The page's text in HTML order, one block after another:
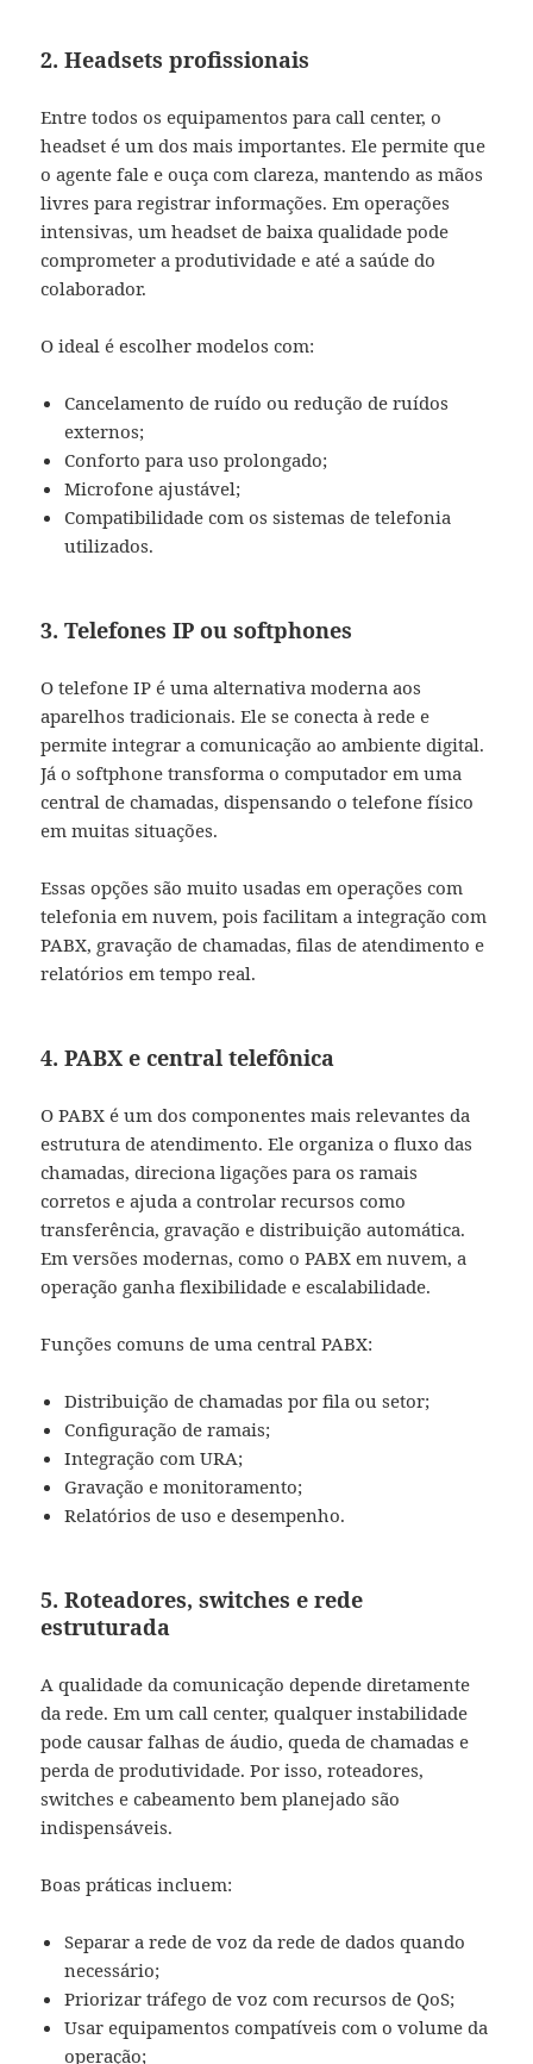
2. Headsets profissionais
Entre todos os equipamentos para call center, o
headset é um dos mais importantes. Ele permite que
o agente fale e ouça com clareza, mantendo as mãos
livres para registrar informações. Em operações
intensivas, um headset de baixa qualidade pode
comprometer a produtividade e até a saúde do
colaborador.
O ideal é escolher modelos com:
Cancelamento de ruído ou redução de ruídos
externos;
Conforto para uso prolongado;
Microfone ajustável;
Compatibilidade com os sistemas de telefonia
utilizados.
3. Telefones IP ou softphones
O telefone IP é uma alternativa moderna aos
aparelhos tradicionais. Ele se conecta à rede e
permite integrar a comunicação ao ambiente digital.
Já o softphone transforma o computador em uma
central de chamadas, dispensando o telefone físico
em muitas situações.
Essas opções são muito usadas em operações com
telefonia em nuvem, pois facilitam a integração com
PABX, gravação de chamadas, filas de atendimento e
relatórios em tempo real.
4. PABX e central telefônica
O PABX é um dos componentes mais relevantes da
estrutura de atendimento. Ele organiza o fluxo das
chamadas, direciona ligações para os ramais
corretos e ajuda a controlar recursos como
transferência, gravação e distribuição automática.
Em versões modernas, como o PABX em nuvem, a
operação ganha flexibilidade e escalabilidade.
Funções comuns de uma central PABX:
Distribuição de chamadas por fila ou setor;
Configuração de ramais;
Integração com URA;
Gravação e monitoramento;
Relatórios de uso e desempenho.
5. Roteadores, switches e rede
estruturada
A qualidade da comunicação depende diretamente
da rede. Em um call center, qualquer instabilidade
pode causar falhas de áudio, queda de chamadas e
perda de produtividade. Por isso, roteadores,
switches e cabeamento bem planejado são
indispensáveis.
Boas práticas incluem:
Separar a rede de voz da rede de dados quando
necessário;
Priorizar tráfego de voz com recursos de QoS;
Usar equipamentos compatíveis com o volume da
operação;